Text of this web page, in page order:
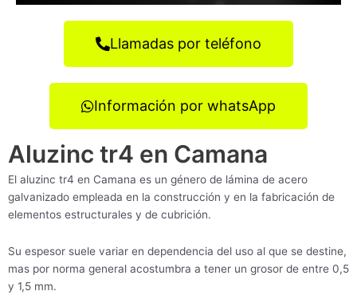
Llamadas por teléfono
Información por whatsApp
Aluzinc tr4 en Camana
El aluzinc tr4 en Camana es un género de lámina de acero
galvanizado empleada en la construcción y en la fabricación de
elementos estructurales y de cubrición.
Su espesor suele variar en dependencia del uso al que se destine,
mas por norma general acostumbra a tener un grosor de entre 0,5
y 1,5 mm.